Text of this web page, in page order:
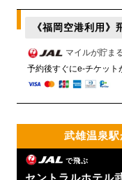
《福岡空港利用
マイルが貯ま
予約後すぐにe-チケット
武雄温泉
で飛ぶ
セントラルホテル